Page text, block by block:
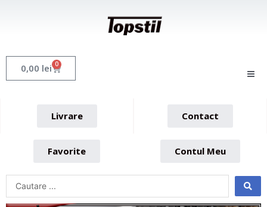
0,00 lei 0 Cart
Livrare Contact
Favorite Contul Meu